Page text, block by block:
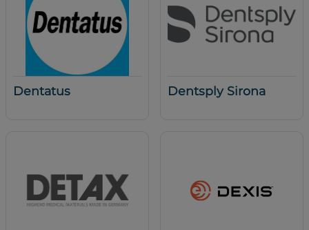
Dentatus Dentsply Sirona